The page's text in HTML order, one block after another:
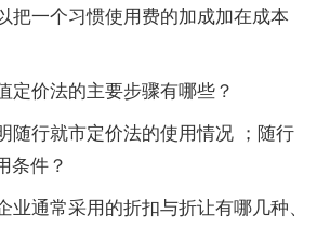
一个习惯使用费的加成加在成本
价法的主要步骤有哪些？
行就市定价法的使用情况 ；随行
条件？
通常采用的折扣与折让有哪几种、